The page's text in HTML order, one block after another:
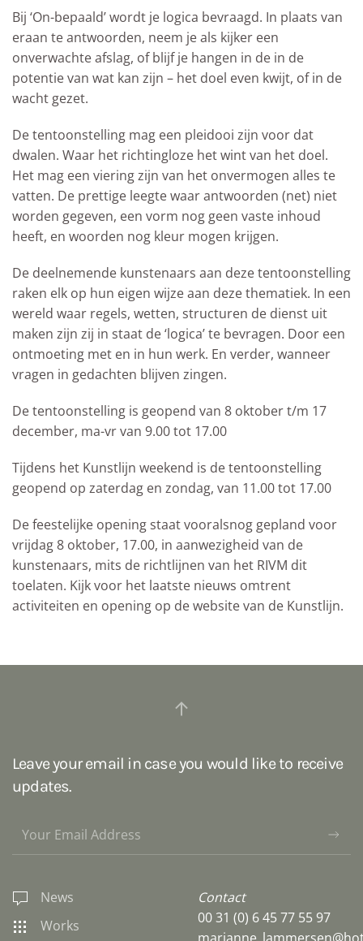
Bij ‘On-bepaald’ wordt je logica bevraagd. In plaats van
eraan te antwoorden, neem je als kijker een
onverwachte afslag, of blijf je hangen in de in de
potentie van wat kan zijn – het doel even kwijt, of in de
wacht gezet.
De tentoonstelling mag een pleidooi zijn voor dat
dwalen. Waar het richtingloze het wint van het doel.
Het mag een viering zijn van het onvermogen alles te
vatten. De prettige leegte waar antwoorden (net) niet
worden gegeven, een vorm nog geen vaste inhoud
heeft, en woorden nog kleur mogen krijgen.
De deelnemende kunstenaars aan deze tentoonstelling
raken elk op hun eigen wijze aan deze thematiek. In een
wereld waar regels, wetten, structuren de dienst uit
maken zijn zij in staat de ‘logica’ te bevragen. Door een
ontmoeting met en in hun werk. En verder, wanneer
vragen in gedachten blijven zingen.
De tentoonstelling is geopend van 8 oktober t/m 17
december, ma-vr van 9.00 tot 17.00
Tijdens het Kunstlijn weekend is de tentoonstelling
geopend op zaterdag en zondag, van 11.00 tot 17.00
De feestelijke opening staat vooralsnog gepland voor
vrijdag 8 oktober, 17.00, in aanwezigheid van de
kunstenaars, mits de richtlijnen van het RIVM dit
toelaten. Kijk voor het laatste nieuws omtrent
activiteiten en opening op de website van de Kunstlijn.
Leave your email in case you would like to receive
updates.
News
Works
Contact
00 31 (0) 6 45 77 55 97